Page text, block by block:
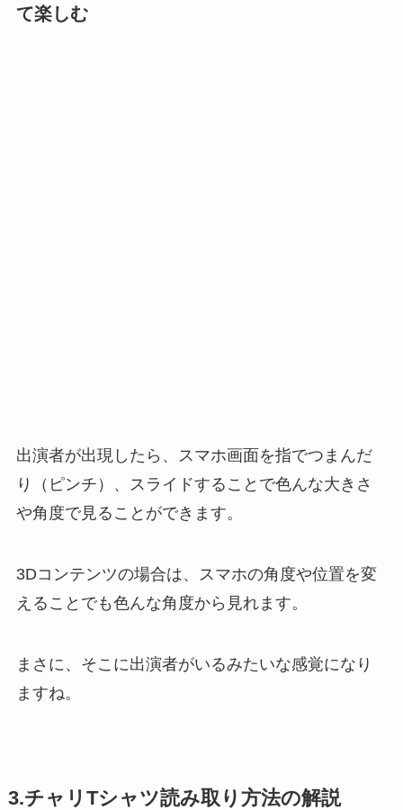
て楽しむ
出演者が出現したら、スマホ画面を指でつまんだ
り（ピンチ）、スライドすることで色んな大きさ
や角度で見ることができます。
3Dコンテンツの場合は、スマホの角度や位置を変
えることでも色んな角度から見れます。
まさに、そこに出演者がいるみたいな感覚になり
ますね。
3.チャリTシャツ読み取り方法の解説